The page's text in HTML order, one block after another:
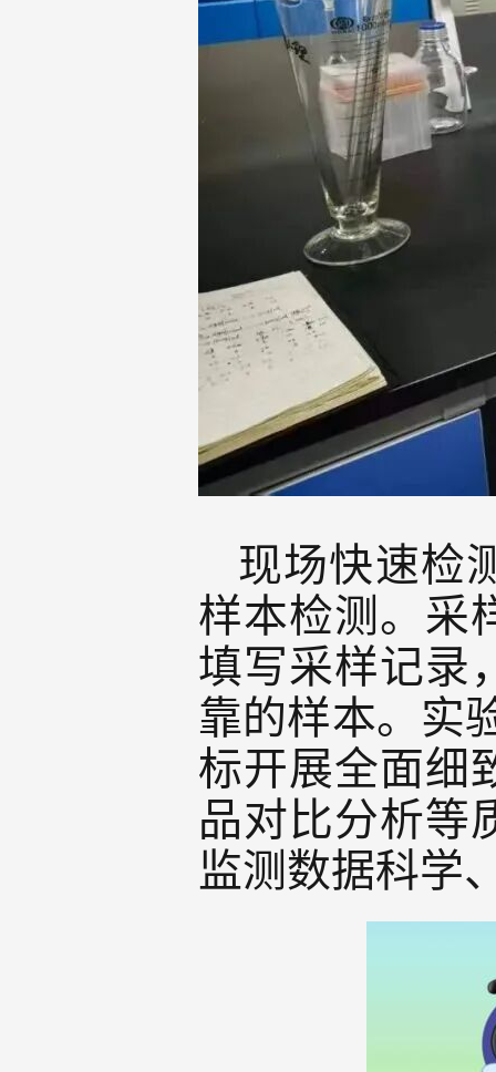
现场快速检
样本检测。采
填写采样记录
靠的样本。实
标开展全面细
品对比分析等
监测数据科学